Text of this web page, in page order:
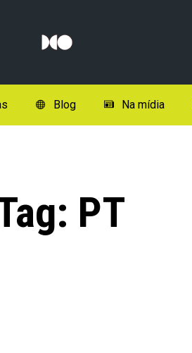
Blog Na mídia
PT